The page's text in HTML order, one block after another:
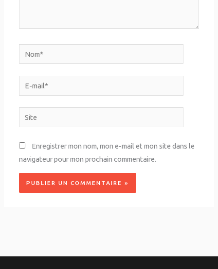
Nom*
E-
mail*
Site
Enregistrer mon nom, mon e-mail et mon site dans le
navigateur pour mon prochain commentaire.